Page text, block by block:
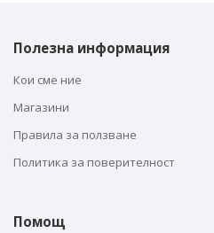
Полезна информация
Кои сме ние
Магазини
Правила за ползване
Политика за поверителност
Помощ